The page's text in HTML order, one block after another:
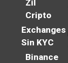
Zil
Cripto
Exchanges
Sin KYC
Binance